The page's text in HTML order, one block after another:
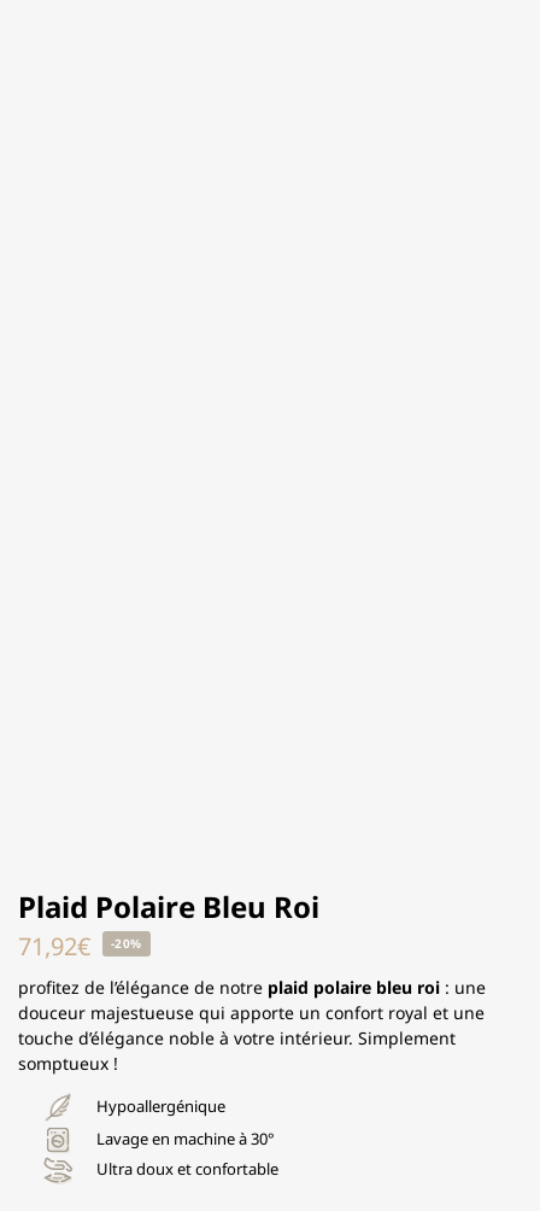
Plaid Polaire Bleu Roi
71,92€ -20%
profitez de l’élégance de notre plaid polaire bleu roi : une
douceur majestueuse qui apporte un confort royal et une
touche d’élégance noble à votre intérieur. Simplement
somptueux !
Hypoallergénique
Lavage en machine à 30°
Ultra doux et confortable